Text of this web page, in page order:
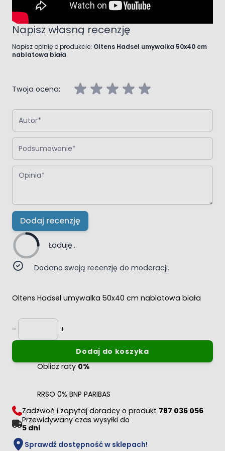
Napisz własną recenzję
Napisz opinię o produkcie: Oltens Hadsel umywalka 50x40 cm
nablatowa biała
Twoja ocena:
Autor
Podsumowanie
Opinia
Dodaj recenzję
Ładuję...
Dodano swoją recenzję do moderacji.
Oltens Hadsel umywalka 50x40 cm nablatowa biała
-
Ilość
+
Dodaj do koszyka
Oblicz raty0%
RRSO 0% BNP PARIBAS
Zadzwoń i zapytaj doradcy o produkt 787 036 056
Przewidywany czas wysyłki do
5 dni
Sprawdź dostępność w sklepach!